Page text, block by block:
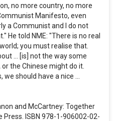
no more country, no more
Manifesto, even
a Communist and I do not
He told NME: "There is no real
you must realise that.
... [is] not the way some
the Chinese might do it.
should have a nice ...
and McCartney: Together
Press. ISBN 978-1-906002-02-